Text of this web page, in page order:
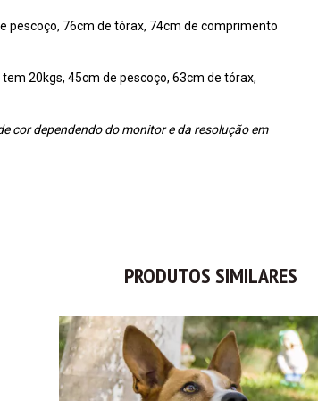
pescoço, 76cm de tórax, 74cm de comprimento
20kgs, 45cm de pescoço, 63cm de tórax,
cor dependendo do monitor e da resolução em
PRODUTOS SIMILARES